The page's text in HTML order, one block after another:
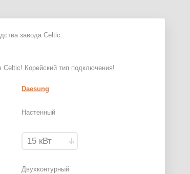
завода Celtic.
Корейский тип подключения!
Daesung
Настенный
Двухконтурный